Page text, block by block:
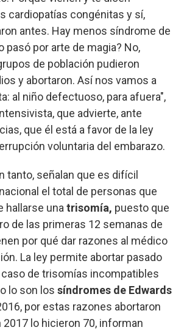
cardiopatías congénitas y sí,
antes. Hay menos síndrome de
pasó por arte de magia? No,
de población pudieron
y abortaron. Así nos vamos a
al niño defectuoso, para afuera",
que advierte, ante
que él está a favor de la ley
voluntaria del embarazo.
tanto, señalan que es difícil
el total de personas que
hallarse una trisomía, puesto que
de las primeras 12 semanas de
por qué dar razones al médico
La ley permite abortar pasado
de trisomías incompatibles
lo son los síndromes de Edwards
por estas razones abortaron
lo hicieron 70, informan